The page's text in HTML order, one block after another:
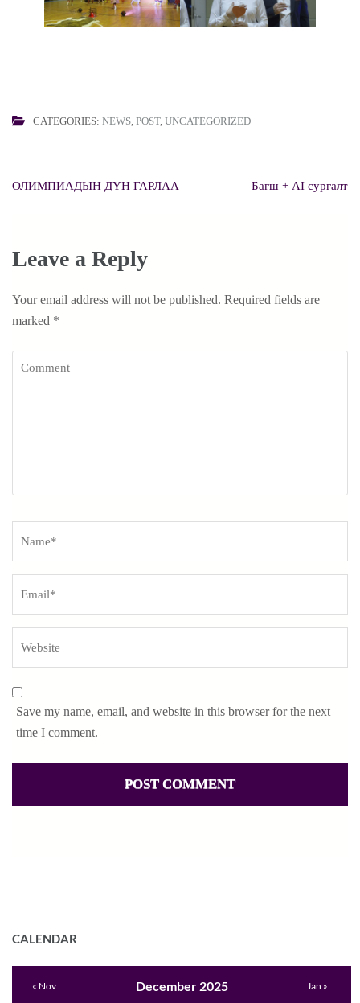
CATEGORIES: NEWS, POST, UNCATEGORIZED
Post
ОЛИМПИАДЫН ДҮН ГАРЛАА Багш + AI сургалт
Leave a Reply
Your email address will not be published. Required fields are
marked *
Save my name, email, and website in this browser for the next
time I comment.
CALENDAR
December 2025
« Nov Jan »